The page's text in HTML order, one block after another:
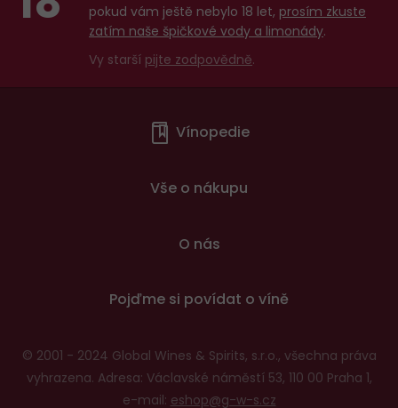
pokud vám ještě nebylo 18 let, prosím zkuste
zatím naše špičkové vody a limonády.
Vy starší pijte zodpovědně.
Vínopedie
Vše o nákupu
O nás
Pojďme si povídat o víně
© 2001 - 2024 Global Wines & Spirits, s.r.o., všechna práva
vyhrazena. Adresa: Václavské náměstí 53, 110 00 Praha 1,
e-mail: eshop@g-w-s.cz